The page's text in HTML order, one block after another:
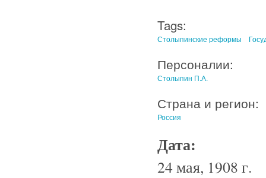
Tags:
Столыпинские реформы
Персоналии:
Столыпин П.А.
Страна и регион:
Россия
Дата:
24 мая, 1908 г.